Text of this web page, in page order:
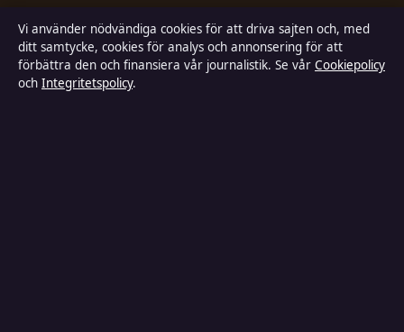
Faktagranskningspolicy
Ägande & finansiering
Vi använder nödvändiga cookies för att driva sajten och, med
ditt samtycke, cookies för analys och annonsering för att
förbättra den och finansiera vår journalistik. Se vår Cookiepolicy
och Integritetspolicy.